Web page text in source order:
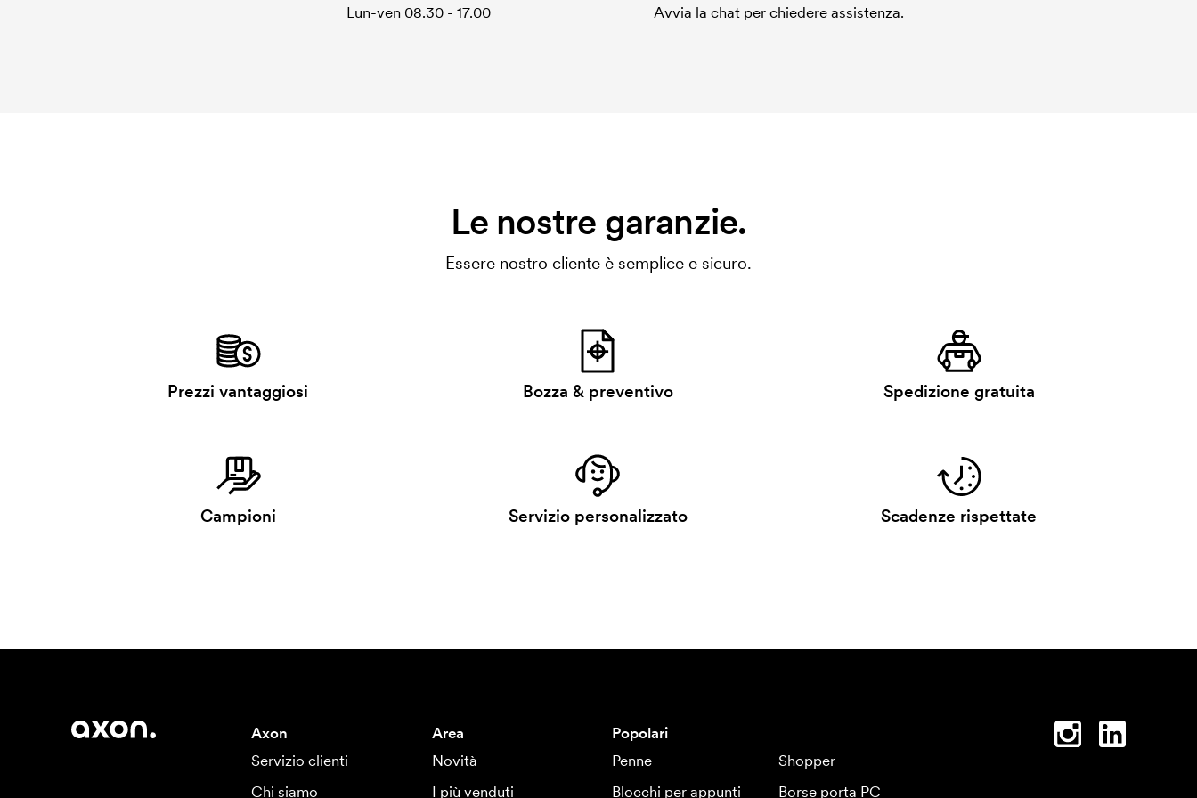
Lun-ven 08.30 - 17.00 Avvia la chat per chiedere assistenza.
Le nostre garanzie.
Essere nostro cliente è semplice e sicuro.
Prezzi vantaggiosi Bozza & preventivo Spedizione gratuita
Campioni Servizio personalizzato Scadenze rispettate
Axon
Servizio clienti
Chi siamo
Area
Novità
I più venduti
Popolari
Penne
Shopper
Blocchi per appunti
Borse porta PC